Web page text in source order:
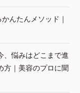
んたんメソッド｜
、悩みはどこまで進
方｜美容のプロに聞